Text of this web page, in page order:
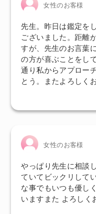
女性のお客様
先生。昨日は鑑定を
ございました。距離
すが、先生のお言葉
の方が喜ぶことをし
通り私からアプロー
とう。またよろしく
女性のお客様
やっぱり先生に相談
ていてビックリして
な事でもいつも優し
いますまた よろしく